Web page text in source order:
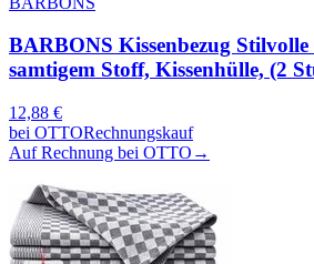
BARBONS Kissenbezug Stilvolle
samtigem Stoff, Kissenhülle, (2
12,88 €
bei OTTORechnungskauf
Auf Rechnung bei OTTO →